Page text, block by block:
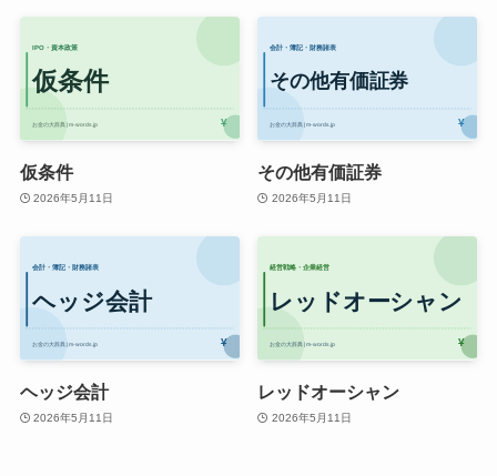
仮条件
2026年5月11日
その他有価証券
2026年5月11日
ヘッジ会計
2026年5月11日
レッドオーシャン
2026年5月11日